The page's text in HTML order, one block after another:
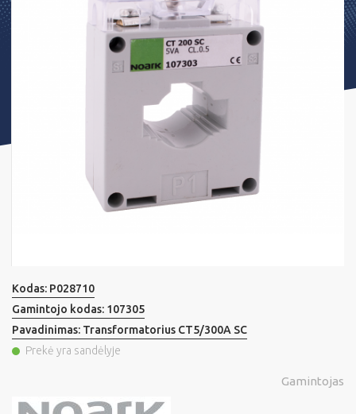
Kodas: P028710
Gamintojo kodas: 107305
Pavadinimas: Transformatorius CT5/300A SC
Prekė yra sandėlyje
Gamintojas